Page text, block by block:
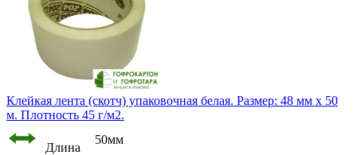
Клейкая лента (скотч) упаковочная белая. Размер: 48 мм х 50
м. Плотность 45 г/м2.
Длина
50мм